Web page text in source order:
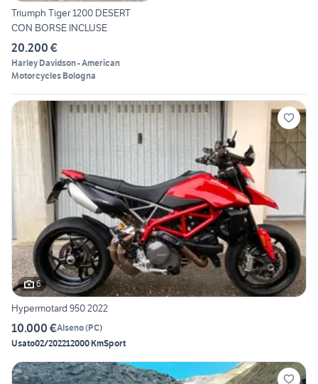
Triumph Tiger 1200 DESERT
CON BORSE INCLUSE
20.200 €
Harley Davidson - American
Motorcycles Bologna
6
Hypermotard 950 2022
10.000 €Alseno(PC)
Usato02/202212000 KmSport